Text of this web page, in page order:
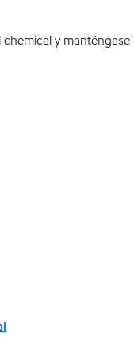
y manténgase